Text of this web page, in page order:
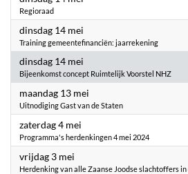
Regioraad
dinsdag 14 mei
Training gemeentefinanciën: jaarrekening
dinsdag 14 mei
Bijeenkomst concept Ruimtelijk Voorstel NHZ
maandag 13 mei
Uitnodiging Gast van de Staten
zaterdag 4 mei
Programma's herdenkingen 4 mei 2024
vrijdag 3 mei
Herdenking van alle Zaanse Joodse slachtoffers